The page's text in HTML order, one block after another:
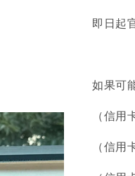
即日起
如果可
（信用
（信用